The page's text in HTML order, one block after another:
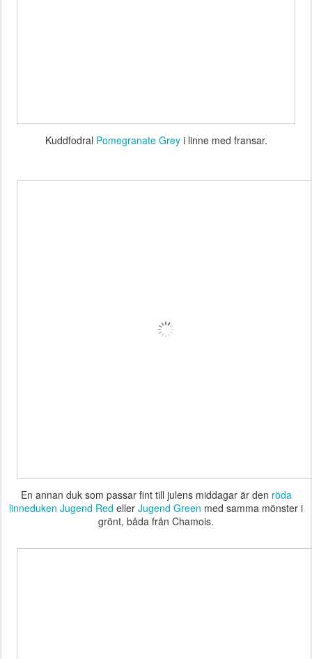
Kuddfodral Pomegranate Greyi linne med fransar.
En annan duk som passar fint till julens middagar är den röda
linneduken Jugend Red eller Jugend Green med samma mönster i
grönt, båda från Chamois.